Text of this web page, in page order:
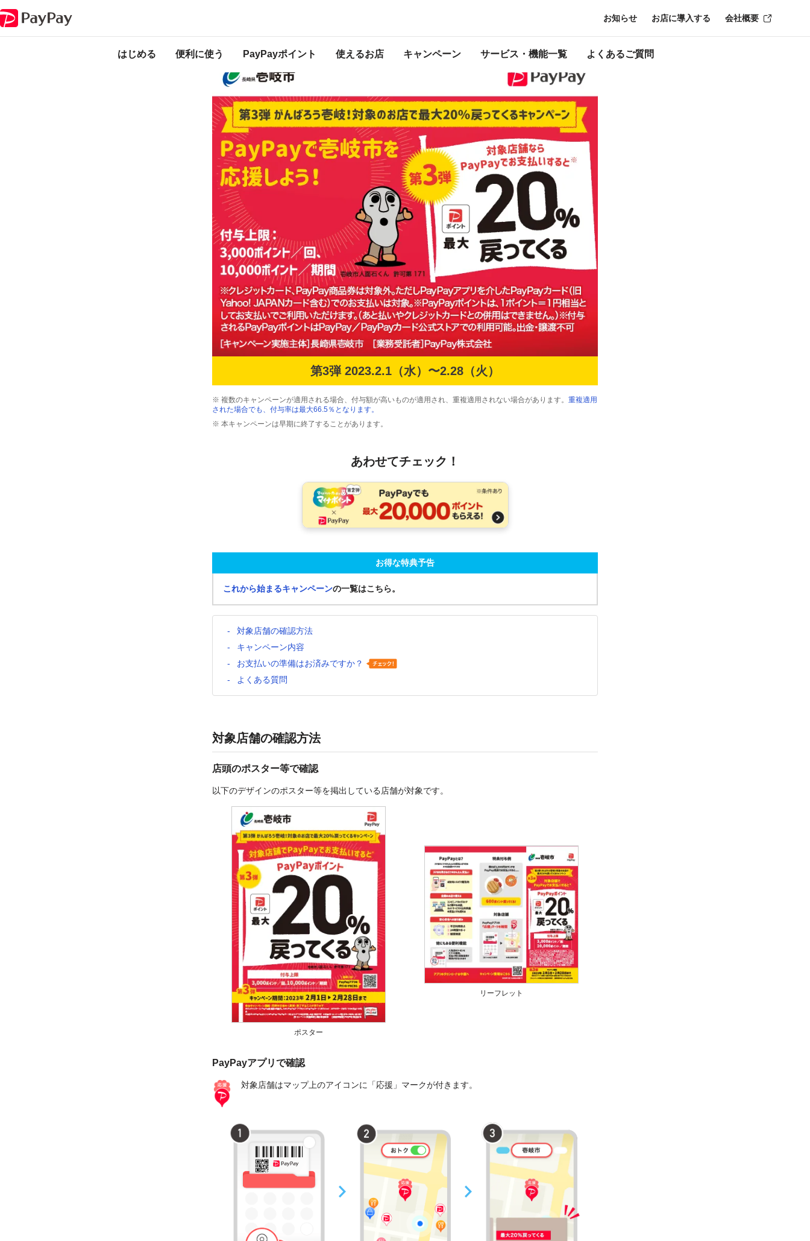
はじめる 便利に使う PayPayポイント 使えるお店 キャンペーン サービス・機能一覧 よくあるご質問
お知らせ お店に導入する 会社概要
になります。開催中のキャンペーン一覧はこちら
第3弾 2023.2.1（水）〜2.28（火）
※ 複数のキャンペーンが適用される場合、付与額が高いものが適用され、重複適用されない場合があります。 重複適用
された場合でも、付与率は最大66.5％となります。
※ 本キャンペーンは早期に終了することがあります。
あわせてチェック！
お得な特典予告
これから始まるキャンペーンの一覧はこちら。
対象店舗の確認方法
キャンペーン内容
お支払いの準備はお済みですか？
よくある質問
対象店舗の確認方法
店頭のポスター等で確認
以下のデザインのポスター等を掲出している店舗が対象です。
ポスター
リーフレット
PayPayアプリで確認
対象店舗はマップ上のアイコンに「応援」マークが付きます。